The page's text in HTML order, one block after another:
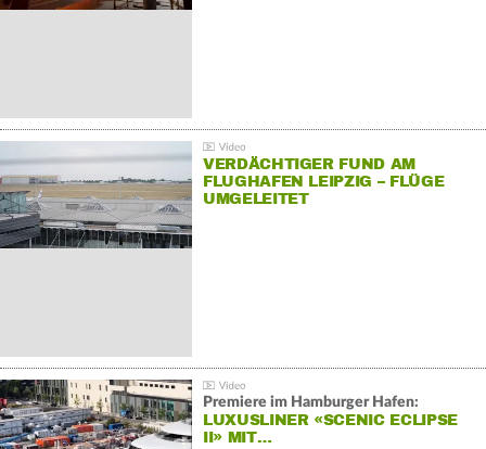
VERDÄCHTIGER FUND AM
FLUGHAFEN LEIPZIG – FLÜGE
UMGELEITET
Premiere im Hamburger Hafen:
LUXUSLINER «SCENIC ECLIPSE
II» MIT…